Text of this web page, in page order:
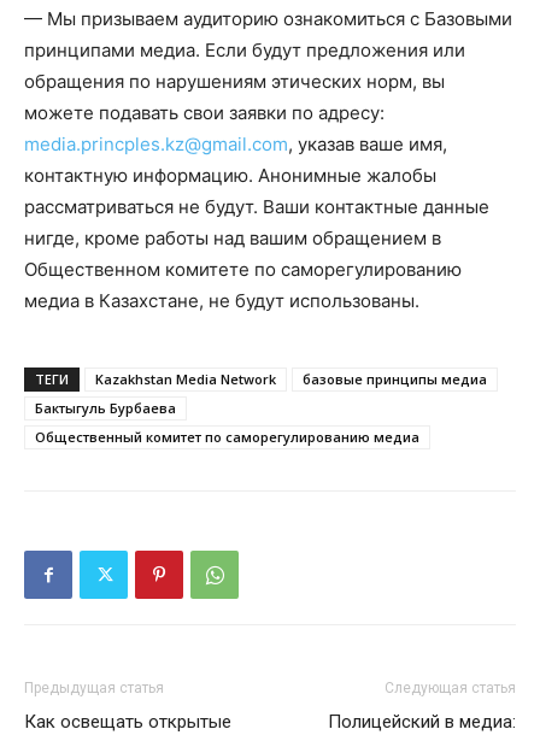
— Мы призываем аудиторию ознакомиться с Базовыми
принципами медиа. Если будут предложения или
обращения по нарушениям этических норм, вы
можете подавать свои заявки по адресу:
media.princples.kz@gmail.com, указав ваше имя,
контактную информацию. Анонимные жалобы
рассматриваться не будут. Ваши контактные данные
нигде, кроме работы над вашим обращением в
Общественном комитете по саморегулированию
медиа в Казахстане, не будут использованы.
ТЕГИ Kazakhstan Media Network
базовые принципы медиа
Бактыгуль Бурбаева
Общественный комитет по саморегулированию медиа
Предыдущая статья
Как освещать открытые
Следующая статья
Полицейский в медиа: